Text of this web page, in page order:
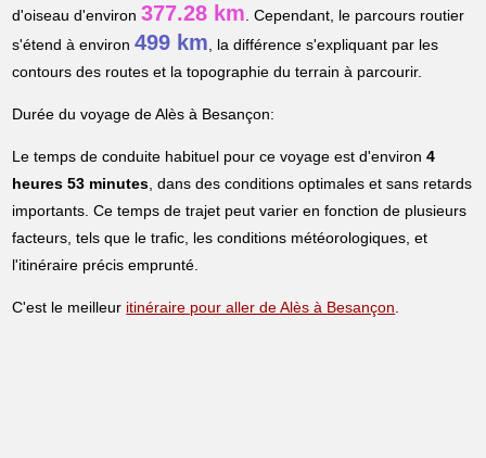
d'oiseau d'environ377.28 km. Cependant, le parcours routier
s'étend à environ499 km, la différence s'expliquant par les
contours des routes et la topographie du terrain à parcourir.
Durée du voyage de Alès à Besançon:
Le temps de conduite habituel pour ce voyage est d'environ4
heures 53 minutes, dans des conditions optimales et sans retards
importants. Ce temps de trajet peut varier en fonction de plusieurs
facteurs, tels que le trafic, les conditions météorologiques, et
l'itinéraire précis emprunté.
C'est le meilleur itinéraire pour aller de Alès à Besançon.